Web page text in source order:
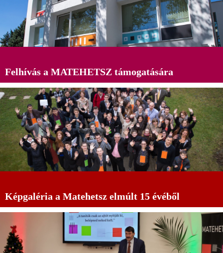
Felhívás a MATEHETSZ támogatására
Képgaléria a Matehetsz elmúlt 15 évéből